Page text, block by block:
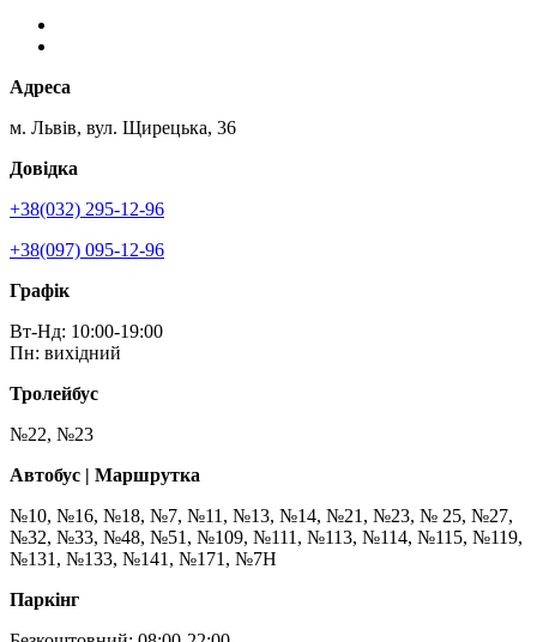
Адреса
м. Львів, вул. Щирецька, 36
Довідка
+38(032) 295-12-96
+38(097) 095-12-96
Графік
Вт-Нд: 10:00-19:00
Пн: вихідний
Тролейбус
№22, №23
Автобус | Маршрутка
№10, №16, №18, №7, №11, №13, №14, №21, №23, № 25, №27,
№32, №33, №48, №51, №109, №111, №113, №114, №115, №119,
№131, №133, №141, №171, №7Н
Паркінг